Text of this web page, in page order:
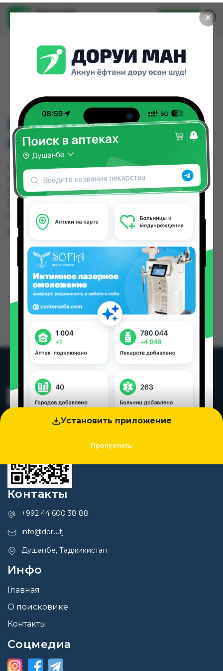
✕
Установить приложение
Пропустить
Доруи ман
Установить
DR SPECIAL ALOE
HYDRO ACTIVE, 75 МЛ
DR SPECIAL ALOE HYDRO ACTIVE, 75 МЛ можно
купить или заказать в аптеках, Дорухона
Олмони №1, Дорухона Олмони №2 по цене от
городах Таджикистана
Цена: от220.00 TJS
Контакты
+992 44 600 38 88
info@doru.tj
Душанбе, Таджикистан
Инфо
Главная
О поисковике
Контакты
Соцмедиа